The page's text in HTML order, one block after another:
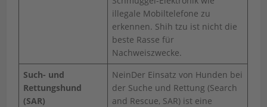
illegale Mobiltelefone zu
erkennen. Shih tzu ist nicht die
beste Rasse für
Nachweiszwecke.
Such- und
Rettungshund
(SAR)
NeinDer Einsatz von Hunden bei
der Suche und Rettung (Search
and Rescue, SAR) ist eine